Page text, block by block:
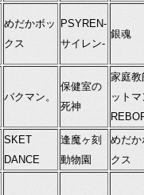
めだかボッ
クス
PSYREN-
サイレン-
銀魂
バクマン。
保健室の
死神
家庭教
ットマ
SKET
DANCE
逢魔ヶ刻
動物園
めだか
クス